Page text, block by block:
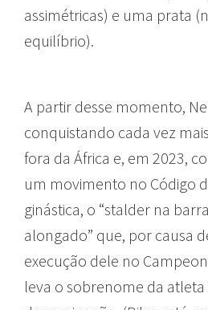
assimétricas) e uma prata
equilíbrio).
A partir desse momento,
conquistando cada vez
fora da África e, em 2023,
um movimento no Código
ginástica, o “stalder na
alongado” que, por causa
execução dele no
leva o sobrenome da